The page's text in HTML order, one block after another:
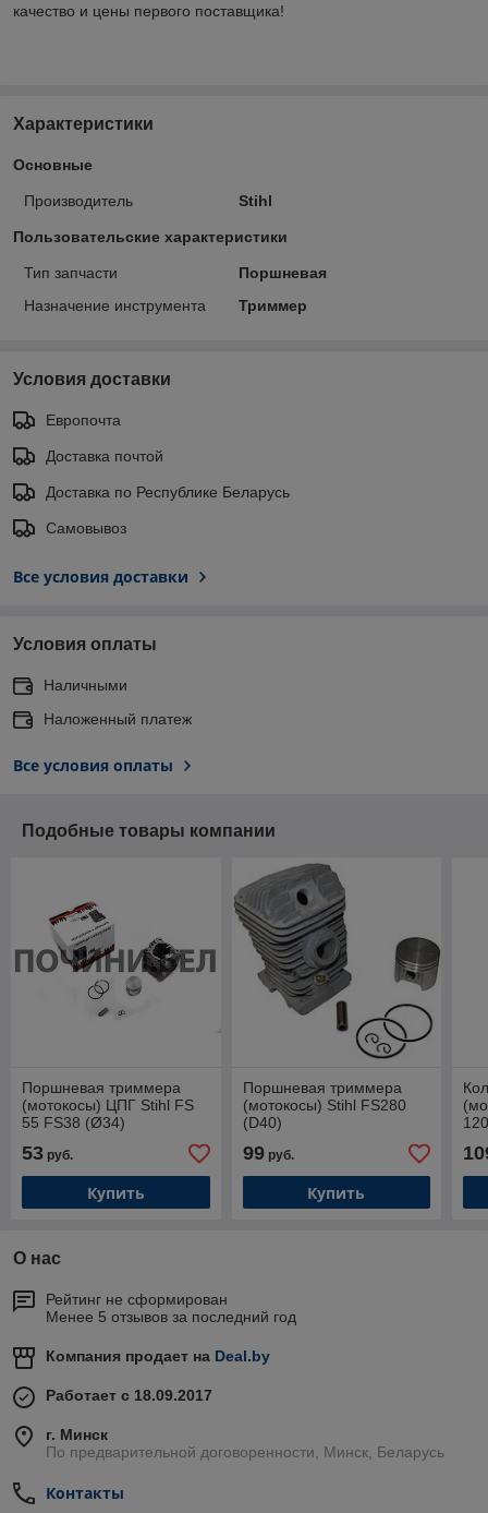
качество и цены первого поставщика!
Характеристики
Основные
Производитель Stihl
Пользовательские характеристики
Тип запчасти
Поршневая
Назначение инструмента
Триммер
Условия доставки
Европочта
Доставка почтой
Доставка по Республике Беларусь
Самовывоз
Все условия доставки
Условия оплаты
Наличными
Наложенный платеж
Все условия оплаты
Подобные товары компании
Поршневая триммера
(мотокосы) ЦПГ Stihl FS
55 FS38 (Ø34)
53 руб.
Купить
Поршневая триммера
(мотокосы) Stihl FS280
(D40)
99руб.
Купить
О нас
Рейтинг не сформирован
Менее 5 отзывов за последний год
Компания продает на Deal.by
Работает с 18.09.2017
г. Минск
По предварительной договоренности, Минск, Беларусь
Контакты